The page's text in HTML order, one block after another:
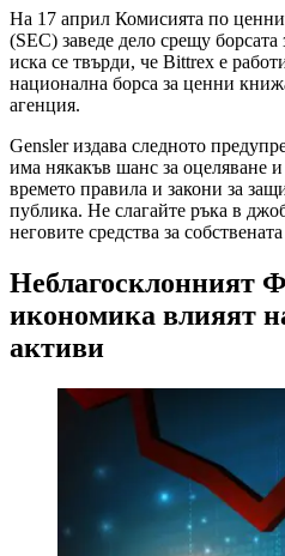
На 17 април Комисията по
(SEC) заведе дело срещу
иска се твърди, че Bittrex е
национална борса за ценни
агенция.
Gensler издава следното
има някакъв шанс за оцеляване
времето правила и закони за
публика. Не слагайте ръка в
неговите средства за
Неблагосклонният
икономика влияят
активи